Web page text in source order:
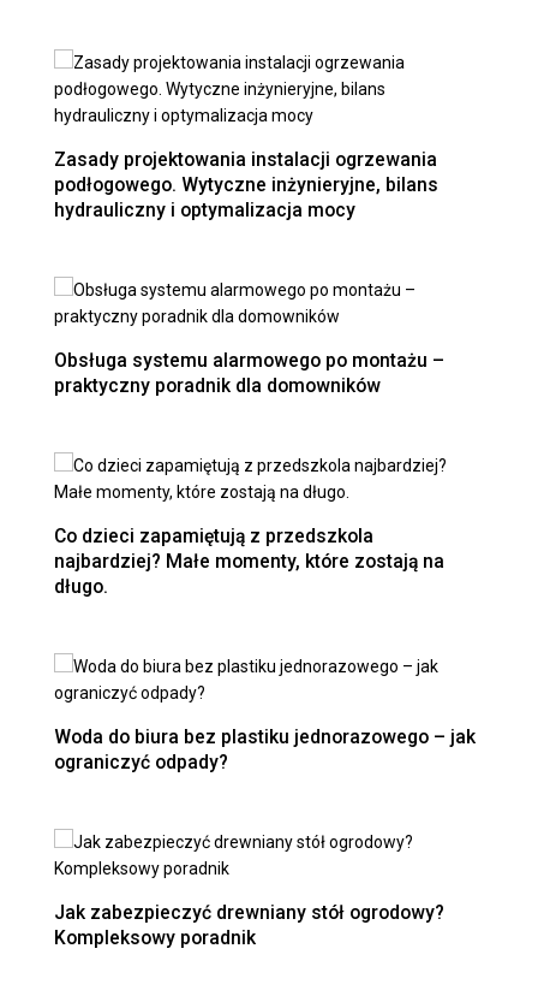
Zasady projektowania instalacji ogrzewania
podłogowego. Wytyczne inżynieryjne, bilans
hydrauliczny i optymalizacja mocy
Obsługa systemu alarmowego po montażu –
praktyczny poradnik dla domowników
Co dzieci zapamiętują z przedszkola
najbardziej? Małe momenty, które zostają na
długo.
Woda do biura bez plastiku jednorazowego – jak
ograniczyć odpady?
Jak zabezpieczyć drewniany stół ogrodowy?
Kompleksowy poradnik